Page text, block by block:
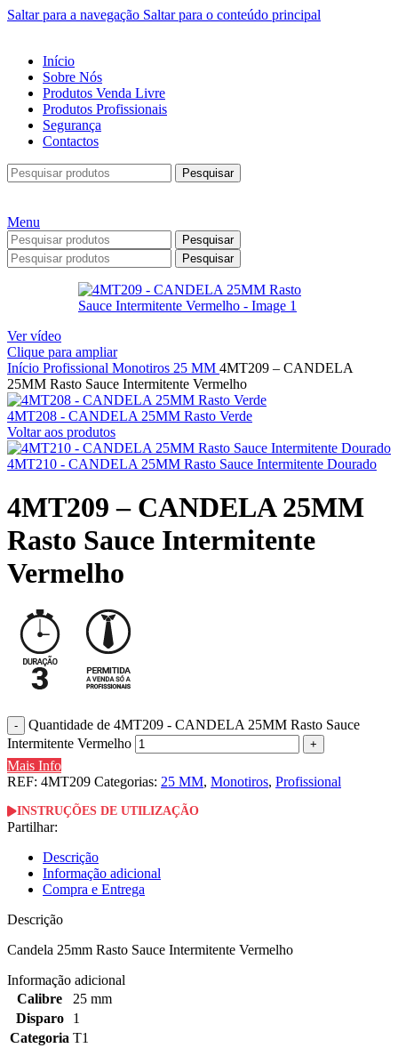
Saltar para a navegação Saltar para o conteúdo principal
Início
Sobre Nós
Produtos Venda Livre
Produtos Profissionais
Segurança
Contactos
Pesquisar
Menu
Pesquisar
Pesquisar
Ver vídeo
Clique para ampliar
Início Profissional Monotiros 25 MM 4MT209 – CANDELA
25MM Rasto Sauce Intermitente Vermelho
4MT208 - CANDELA 25MM Rasto Verde
Voltar aos produtos
4MT210 - CANDELA 25MM Rasto Sauce Intermitente Dourado
4MT209 – CANDELA 25MM
Rasto Sauce Intermitente
Vermelho
Quantidade de 4MT209 - CANDELA 25MM Rasto Sauce
Intermitente Vermelho
Mais Info
REF: 4MT209 Categorias: 25 MM, Monotiros, Profissional
INSTRUÇÕES DE UTILIZAÇÃO
Partilhar:
Descrição
Informação adicional
Compra e Entrega
Descrição
Candela 25mm Rasto Sauce Intermitente Vermelho
Informação adicional
Calibre
25 mm
Disparo
1
Categoria T1